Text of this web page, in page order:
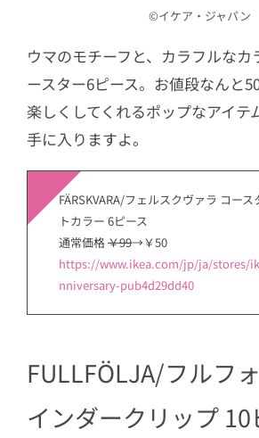
©︎イケア・ジャパン
ウマのモチーフと、カラフルなカ
ースター6ピース。お値段なんと
楽しくしてくれるポップなアイテ
手に入りますよ。
FÄRSKVARA/フェルスクヴァラ コー
トカラー 6ピース
通常価格￥99→￥50
https://www.ikea.com/jp/ja/stores/
nniversary-pub4d29dd40
FULLFÖLJA/フルフ
インダークリップ 10